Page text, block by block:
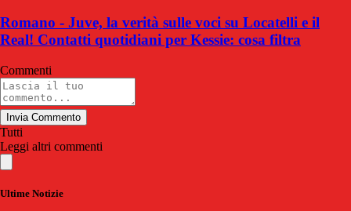
Romano - Juve, la verità sulle voci su Locatelli e il
Real! Contatti quotidiani per Kessie: cosa filtra
Commenti
Invia Commento
Tutti
Leggi altri commenti
Ultime Notizie